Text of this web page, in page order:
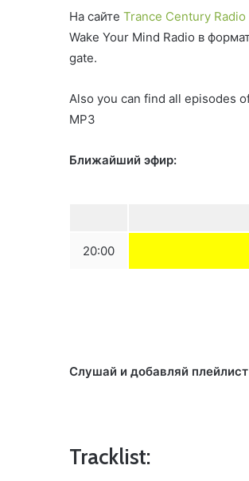
На сайте Trance Century Radio
Wake Your Mind Radio в
gate.
Also you can find all episodes
MP3
Ближайший эфир:
20:00
Слушай и добавляй
Tracklist: